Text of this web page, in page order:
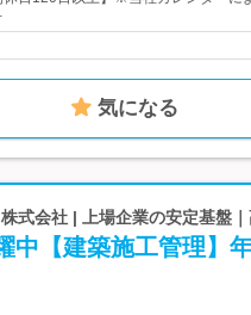
気になる
式会社 | 上場企業の安定基盤
中【建築施工管理】